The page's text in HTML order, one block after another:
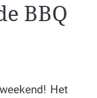
BBQ
Het